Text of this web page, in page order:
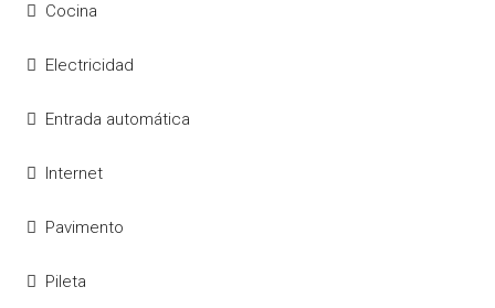
Cocina
Electricidad
Entrada automática
Internet
Pavimento
Pileta